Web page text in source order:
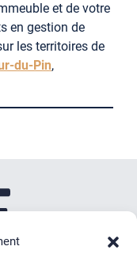
et de votre
en gestion de
les territoires de
du-Pin,